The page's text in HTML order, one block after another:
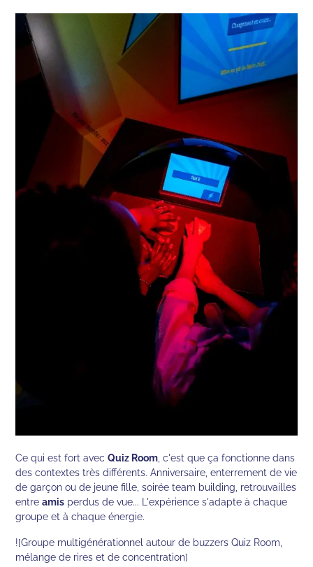
Ce qui est fort avecQuiz Room , c'est que ça fonctionne dans
des contextes très différents. Anniversaire, enterrement de vie
de garçon ou de jeune fille, soirée team building, retrouvailles
entreamis perdus de vue... L'expérience s'adapte à chaque
groupe et à chaque énergie.
![Groupe multigénérationnel autour de buzzers Quiz Room,
mélange de rires et de concentration]